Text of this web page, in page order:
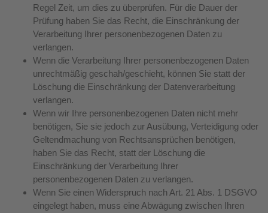
Regel Zeit, um dies zu überprüfen. Für die Dauer der
Prüfung haben Sie das Recht, die Einschränkung der
Verarbeitung Ihrer personenbezogenen Daten zu
verlangen.
Wenn die Verarbeitung Ihrer personenbezogenen Daten
unrechtmäßig geschah/geschieht, können Sie statt der
Löschung die Einschränkung der Datenverarbeitung
verlangen.
Wenn wir Ihre personenbezogenen Daten nicht mehr
benötigen, Sie sie jedoch zur Ausübung, Verteidigung oder
Geltendmachung von Rechtsansprüchen benötigen,
haben Sie das Recht, statt der Löschung die
Einschränkung der Verarbeitung Ihrer
personenbezogenen Daten zu verlangen.
Wenn Sie einen Widerspruch nach Art. 21 Abs. 1 DSGVO
eingelegt haben, muss eine Abwägung zwischen Ihren